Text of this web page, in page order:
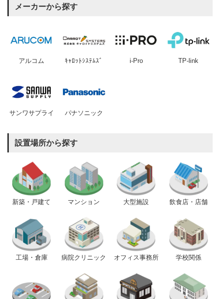
メーカーから探す
アルコム ｷｬﾛｯﾄｼｽﾃﾑｽﾞ i-Pro TP-link
サンワサプライ パナソニック
設置場所から探す
新築・戸建て マンション 大型施設 飲食店・店舗
工場・倉庫 病院クリニック オフィス事務所 学校関係